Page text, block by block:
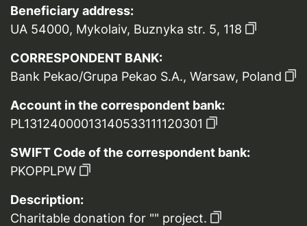
Beneficiary address:
UA 54000, Mykolaiv, Buznyka str. 5, 118
CORRESPONDENT BANK:
Bank Pekao/Grupa Pekao S.A., Warsaw, Poland
Account in the correspondent bank:
PL13124000013140533111120301
SWIFT Code of the correspondent bank:
PKOPPLPW
Description:
Charitable donation for "" project.